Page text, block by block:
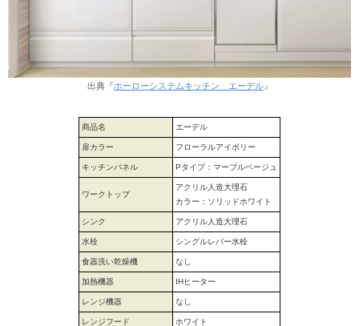
出典『ホーローシステムキッチン エーデル』
商品名 エーデル
扉カラー フローラルアイボリー
キッチンパネル Pタイプ：マーブルベージュ
ワークトップ
アクリル人造大理石
カラー：ソリッドホワイト
シンク アクリル人造大理石
水栓 シングルレバー水栓
食器洗い乾燥機 なし
加熱機器 IHヒーター
レンジ機器 なし
レンジフード ホワイト